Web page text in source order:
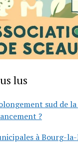
lus
sud de
?
à Bourg-la-